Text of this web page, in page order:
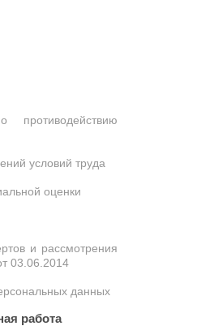
условий труда
оценки
и рассмотрения
03.06.2014
данных
работа